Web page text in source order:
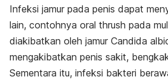
Infeksi jamur pada penis dapat
lain, contohnya oral thrush pada
diakibatkan oleh jamur Candida
mengakibatkan penis sakit,
Sementara itu, infeksi bakteri